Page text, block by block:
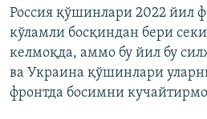
Россия қўшинлари 2022 йил
кўламли босқиндан бери
келмоқда, аммо бу йил бу
ва Украина қўшинлари
фронтда босимни